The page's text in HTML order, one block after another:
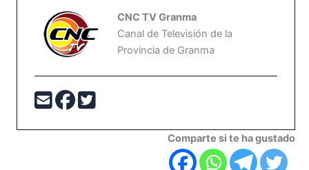
CNC TV Granma
Canal de Televisión de la
Provincia de Granma
Comparte si te ha gustado